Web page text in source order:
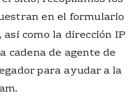
en el formulario
como la dirección IP
cadena de agente de
para ayudar a la